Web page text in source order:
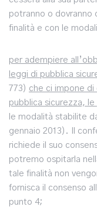
potranno o dovranno
finalità e con le
per adempiere
leggi di pubblica
773) che ci impone di
pubblica sicurezza,
le modalità stabilite
gennaio 2013). Il
richiede il suo
potremo ospitarla
tale finalità non
fornisca il consenso
punto 4;